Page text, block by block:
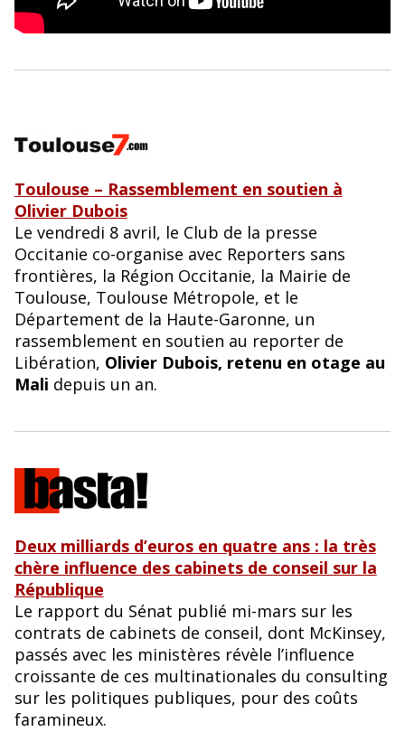
Toulouse – Rassemblement en soutien à
Olivier Dubois
Le vendredi 8 avril, le Club de la presse
Occitanie co-organise avec Reporters sans
frontières, la Région Occitanie, la Mairie de
Toulouse, Toulouse Métropole, et le
Département de la Haute-Garonne, un
rassemblement en soutien au reporter de
Libération, Olivier Dubois, retenu en otage au
Mali depuis un an.
Deux milliards d’euros en quatre ans : la très
chère influence des cabinets de conseil sur la
République
Le rapport du Sénat publié mi-mars sur les
contrats de cabinets de conseil, dont McKinsey,
passés avec les ministères révèle l’influence
croissante de ces multinationales du consulting
sur les politiques publiques, pour des coûts
faramineux.